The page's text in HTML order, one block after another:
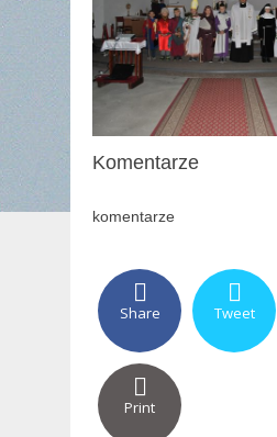
Komentarze
komentarze
Share Tweet
Print